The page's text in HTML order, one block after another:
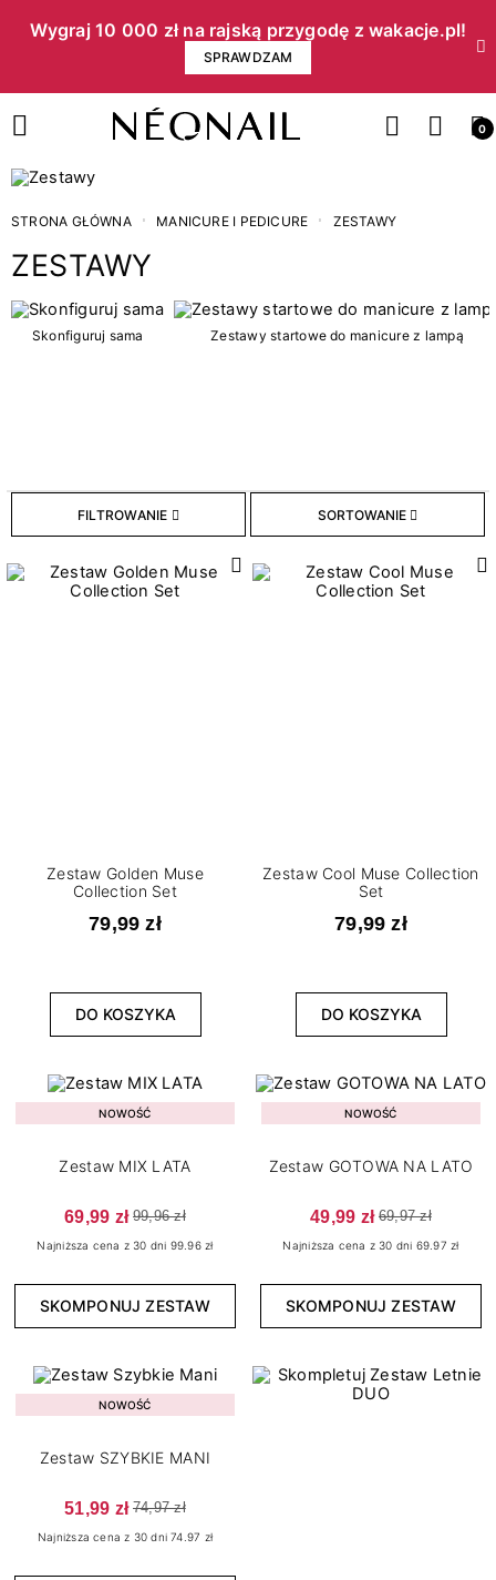
Wygraj 10 000 zł na rajską przygodę z wakacje.pl!​
SPRAWDZAM
0
Cena
Mystery Box 3
Skonfiguruj sama
Zestawy lakierów hybrydowych
WYCZYŚĆ
STRONA GŁÓWNA MANICURE I PEDICURE ZESTAWY
ZESTAWY
Skonfiguruj sama Zestawy startowe do manicure z lampą
FILTROWANIE SORTOWANIE
Zestaw Golden Muse
Collection Set
79,99 zł
DO KOSZYKA
Zestaw Cool Muse Collection
Set
79,99 zł
DO KOSZYKA
NOWOŚĆ
Zestaw MIX LATA
69,99 zł 99,96 zł
Najniższa cena z 30 dni 99.96 zł
SKOMPONUJ ZESTAW
NOWOŚĆ
Zestaw GOTOWA NA LATO
49,99 zł 69,97 zł
Najniższa cena z 30 dni 69.97 zł
SKOMPONUJ ZESTAW
NOWOŚĆ
Zestaw SZYBKIE MANI
51,99 zł 74,97 zł
Najniższa cena z 30 dni 74.97 zł